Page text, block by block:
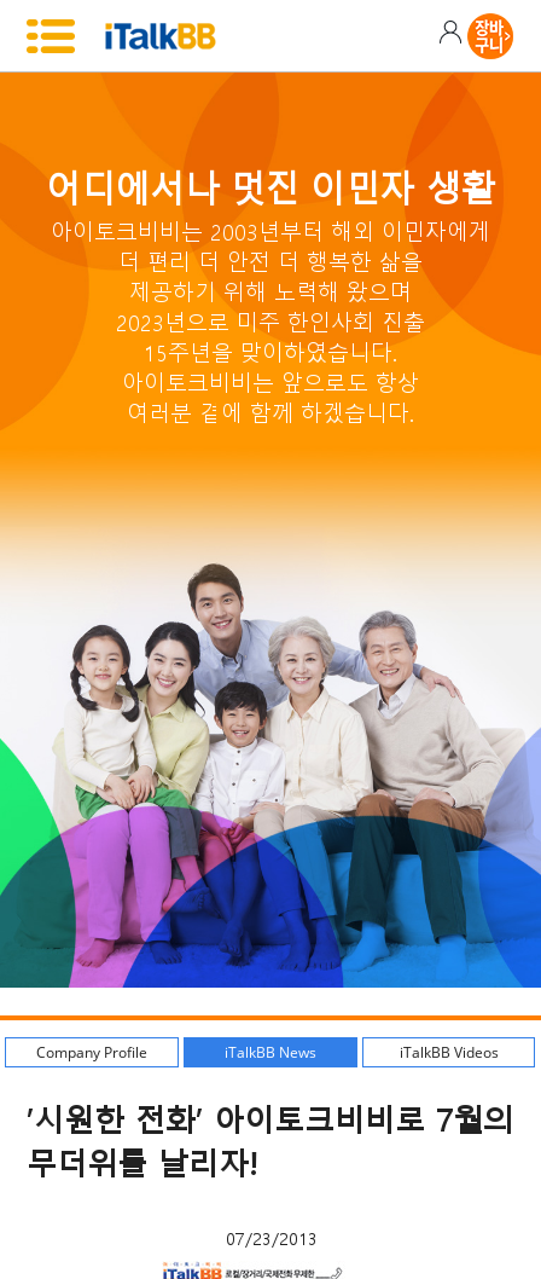
어디에서나 멋진 이민자 생활
아이토크비비는 2003년부터 해외 이민자에게
더 편리 더 안전 더 행복한 삶을
제공하기 위해 노력해 왔으며
2023년으로 미주 한인사회 진출
15주년을 맞이하였습니다.
아이토크비비는 앞으로도 항상
여러분 곁에 함께 하겠습니다.
Company Profile iTalkBB News iTalkBB Videos
’시원한 전화’ 아이토크비비로 7월의
무더위를 날리자!
07/23/2013